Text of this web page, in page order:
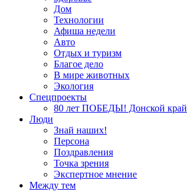
Дом
Технологии
Афиша недели
Авто
Отдых и туризм
Благое дело
В мире животных
Экология
Спецпроекты
80 лет ПОБЕДЫ! Донской край
Люди
Знай наших!
Персона
Поздравления
Точка зрения
Экспертное мнение
Между тем